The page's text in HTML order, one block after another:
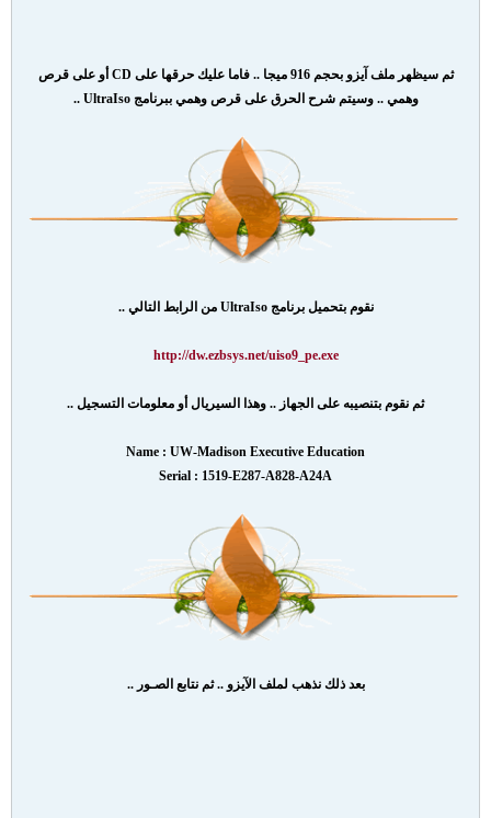
ثم سيظهر ملف آيزو بحجم 916 ميجا .. فاما عليك حرقها على CD أو على قرص
وهمي .. وسيتم شرح الحرق على قرص وهمي ببرنامج UltraIso ..
نقوم بتحميل برنامج UltraIso من الرابط التالي ..
http://dw.ezbsys.net/uiso9_pe.exe
ثم نقوم بتنصيبه على الجهاز .. وهذا السيريال أو معلومات التسجيل ..
Name : UW-Madison Executive Education
Serial : 1519-E287-A828-A24A
بعد ذلك نذهب لملف الآيزو .. ثم نتابع الصـور ..